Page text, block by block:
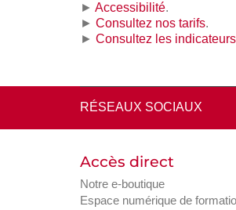
► Accessibilité.
► Consultez nos tarifs.
► Consultez les
RÉSEAUX SOCIAUX
Accès direct
Notre e-boutique
Espace numérique de